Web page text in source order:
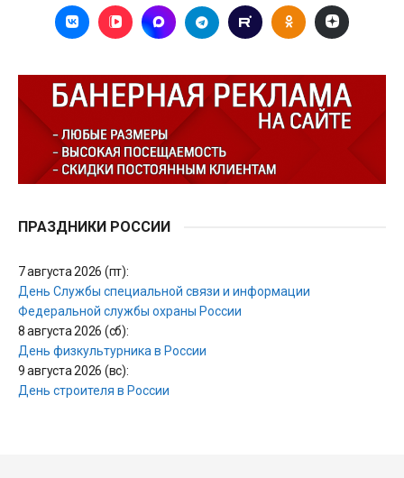
ПРАЗДНИКИ РОССИИ
7 августа 2026 (пт):
День Службы специальной связи и информации
Федеральной службы охраны России
8 августа 2026 (сб):
День физкультурника в России
9 августа 2026 (вс):
День строителя в России